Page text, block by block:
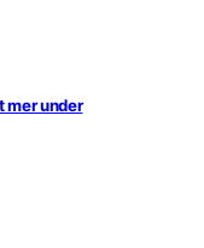
under